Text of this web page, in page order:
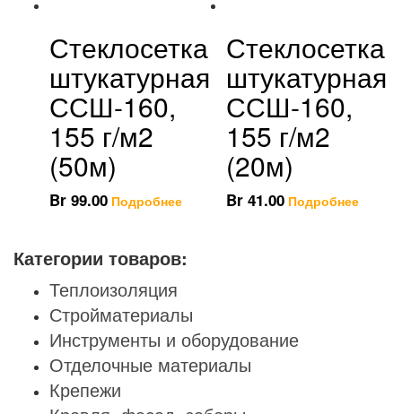
Стеклосетка
штукатурная
ССШ-160,
155 г/м2
(50м)
Br 99.00 Подробнее
Стеклосетка
штукатурная
ССШ-160,
155 г/м2
(20м)
Br 41.00 Подробнее
Категории товаров:
Теплоизоляция
Стройматериалы
Инструменты и оборудование
Отделочные материалы
Крепежи